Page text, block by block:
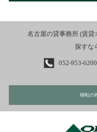
名古屋の貸事務所 (賃
探すな
052-953-
移転の